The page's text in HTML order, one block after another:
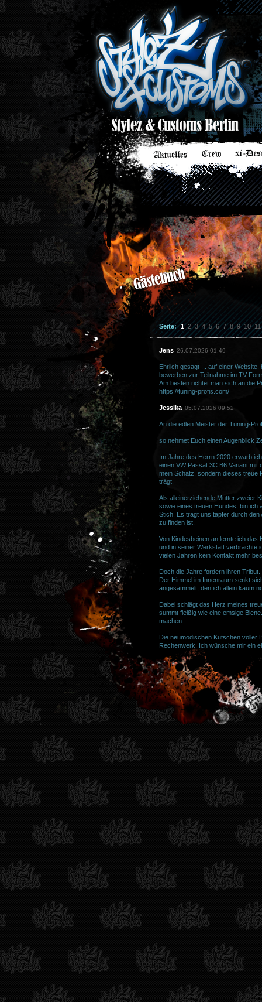
Seite: 1 2 3 4 5 6 7 8 9 10 11
Jens 26.07.2026 01:49
Ehrlich gesagt ... auf einer
bewerben zur Teilnahme im TV-
Am besten richtet man sich an die
https://tuning-profis.com/
Jessika 05.07.2026 09:52
An die edlen Meister der Tuning-
so nehmet Euch einen Augenblick
Im Jahre des Herrn 2020 erwarb
einen VW Passat 3C B6 Variant
mein Schatz, sondern dieses treue
trägt.
Als alleinerziehende Mutter zweier
sowie eines treuen Hundes, bin ich
Stich. Es trägt uns tapfer durch den
zu finden ist.
Von Kindesbeinen an lernte ich
und in seiner Werkstatt verbrachte
vielen Jahren kein Kontakt mehr
Doch die Jahre fordern ihren
Der Himmel im Innenraum senkt
angesammelt, den ich allein kaum
Dabei schlägt das Herz meines
summt fleißig wie eine emsige
machen.
Die neumodischen Kutschen voller
Rechenwerk. Ich wünsche mir ein
fährt, weil er fahren soll.
Darum richte ich meine Bitte an
und darf durch Eure Kunst zu
Rettung eines treuen
Mit Hochachtung und den besten
Jessika gawehn
Herrin eines müden, doch
Manfred Sperling 27.06.2026
ich habe einen BMW E30, 325i M-
Teil schon ausgetauscht. Nun
möchte, daß der Wagen
Ist der BMW für euch interessant?
Mit freundlichen Grüßen,
Manfred Sperling
Oliver 05.06.2026 11:21
VW Polo 6n1 1.6 75 PS, 5 Türer,
manche kleinigkeiten gemacht
Diana Westphal 13.05.2026 08:50
Hallo Tuning Profis,
ich brauche ganz dringend eure
verzweifelt und mein Führerschein
Im Juli 2024 habe ich den Fiesta
überhaupt verkehrssicher zu
* 1. Rechnung (1.690,04 €):
* Zündleitungssatz, Zündspule,
Kit mit Wasserpumpe.
hinten, Querlenker vorne
Nachdem die Basis endlich stand,